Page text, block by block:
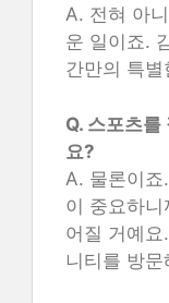
A. 전혀 아
운 일이죠.
간만의 특
Q. 스포츠를
요?
A. 물론이
이 중요하
어질 거예요
니티를 방문